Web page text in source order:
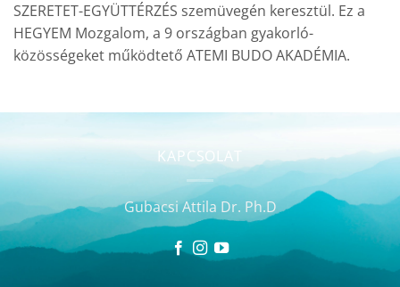
SZERETET-EGYÜTTÉRZÉS szemüvegén keresztül. Ez a
HEGYEM Mozgalom, a 9 országban gyakorló-
közösségeket működtető ATEMI BUDO AKADÉMIA.
KAPCSOLAT
Gubacsi Attila Dr. Ph.D